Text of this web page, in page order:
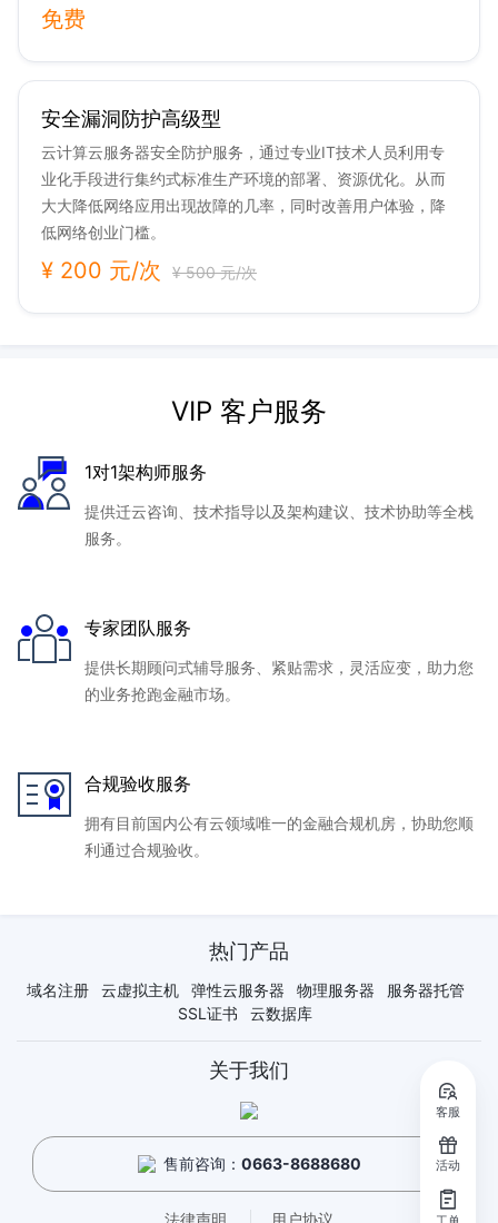
免费
安全漏洞防护高级型
云计算云服务器安全防护服务，通过专业IT技术人员利用专
业化手段进行集约式标准生产环境的部署、资源优化。从而
大大降低网络应用出现故障的几率，同时改善用户体验，降
低网络创业门槛。
¥ 200 元/次 ¥ 500 元/次
VIP 客户服务
1对1架构师服务
提供迁云咨询、技术指导以及架构建议、技术协助等全栈
服务。
专家团队服务
提供长期顾问式辅导服务、紧贴需求，灵活应变，助力您
的业务抢跑金融市场。
合规验收服务
拥有目前国内公有云领域唯一的金融合规机房，协助您顺
利通过合规验收。
热门产品
域名注册 云虚拟主机 弹性云服务器 物理服务器
服务器托管
SSL证书
云数据库
关于我们
售前咨询： 0663-8688680
法律声明 用户协议
客服
活动